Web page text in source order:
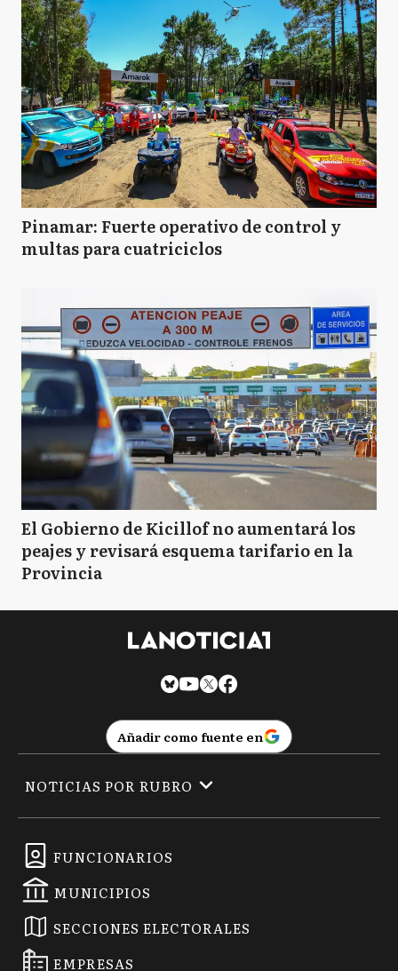
Pinamar: Fuerte operativo de control y
multas para cuatriciclos
El Gobierno de Kicillof no aumentará los
peajes y revisará esquema tarifario en la
Provincia
Añadir como fuente en
FUNCIONARIOS
MUNICIPIOS
SECCIONES ELECTORALES
EMPRESAS
NOTICIAS POR RUBRO